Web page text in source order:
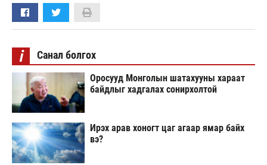
i Санал болгох
Оросууд Монголын шатахууны хараат
байдлыг хадгалах сонирхолтой
Ирэх арав хоногт цаг агаар ямар байх
вэ?